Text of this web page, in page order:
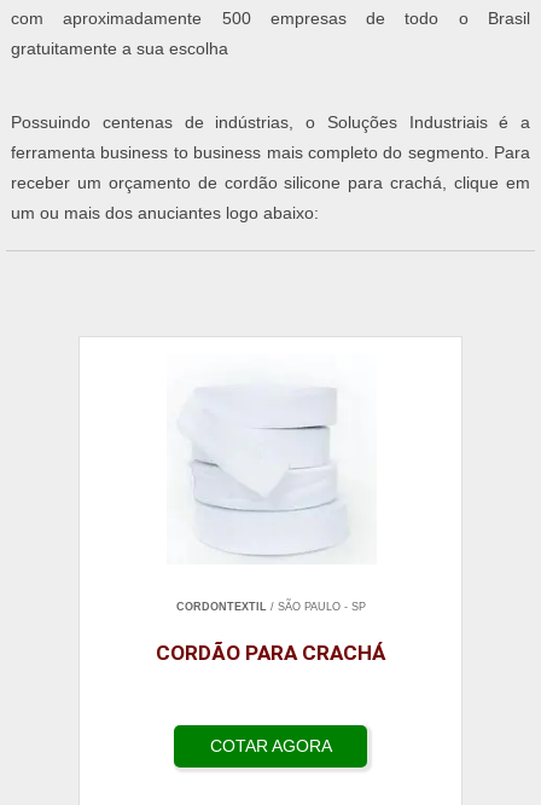
com aproximadamente 500 empresas de todo o Brasil
gratuitamente a sua escolha
Possuindo centenas de indústrias, o Soluções Industriais é a
ferramenta business to business mais completo do segmento. Para
receber um orçamento de cordão silicone para crachá, clique em
um ou mais dos anuciantes logo abaixo:
CORDONTEXTIL/ SÃO PAULO - SP
CORDÃO PARA CRACHÁ
COTAR AGORA